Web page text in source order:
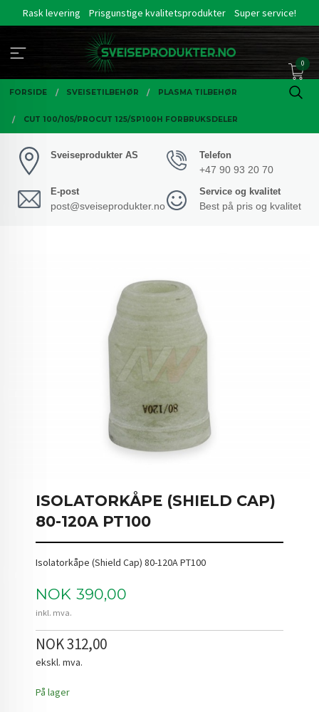
Rask levering Prisgunstige kvalitetsprodukter Super service!
0
FORSIDE SVEISETILBEHØR PLASMA TILBEHØR
CUT 100/105/PROCUT 125/SP100H FORBRUKSDELER
Sveiseprodukter AS Telefon
+47 90 93 20 70
E-post
post@sveiseprodukter.no
Service og kvalitet
Best på pris og kvalitet
ISOLATORKÅPE (SHIELD CAP)
80-120A PT100
Isolatorkåpe (Shield Cap) 80-120A PT100
Pris
NOK 390,00
inkl. mva.
NOK 312,00
ekskl. mva.
På lager